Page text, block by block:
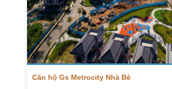
Căn hộ Gs Metrocity Nhà Bè